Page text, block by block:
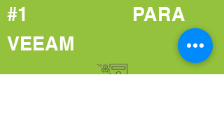
#1
PARA
VEEAM